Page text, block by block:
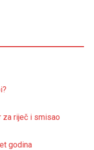
za riječ i smisao
godina